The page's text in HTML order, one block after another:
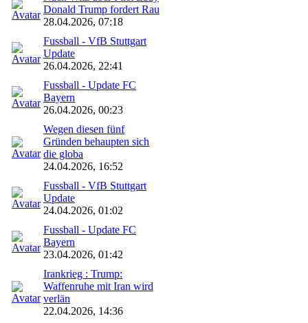
Donald Trump fordert Rau
28.04.2026, 07:18
Fussball - VfB Stuttgart
Update
26.04.2026, 22:41
Fussball - Update FC
Bayern
26.04.2026, 00:23
Wegen diesen fünf
Gründen behaupten sich
die globa
24.04.2026, 16:52
Fussball - VfB Stuttgart
Update
24.04.2026, 01:02
Fussball - Update FC
Bayern
23.04.2026, 01:42
Irankrieg : Trump:
Waffenruhe mit Iran wird
verlän
22.04.2026, 14:36